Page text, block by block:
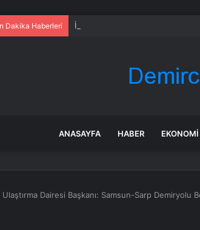
Dakika Haberleri İstanbul’da market ve
ANASAYFA HABER EKONOMI
Ulaştırma Dairesi Başkanı: Samsun-Sarp Demiryolu